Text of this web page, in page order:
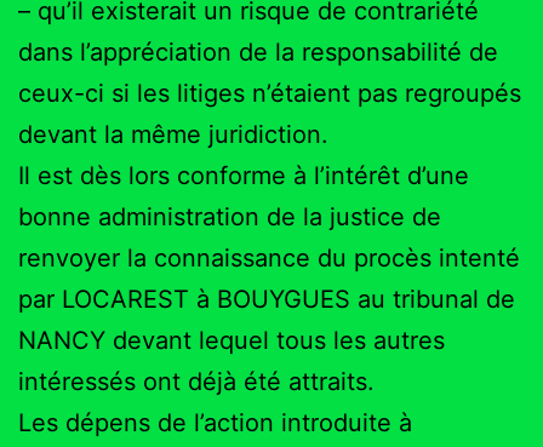
– qu’il existerait un risque de contrariété
dans l’appréciation de la responsabilité de
ceux-ci si les litiges n’étaient pas regroupés
devant la même juridiction.
Il est dès lors conforme à l’intérêt d’une
bonne administration de la justice de
renvoyer la connaissance du procès intenté
par LOCAREST à BOUYGUES au tribunal de
NANCY devant lequel tous les autres
intéressés ont déjà été attraits.
Les dépens de l’action introduite à